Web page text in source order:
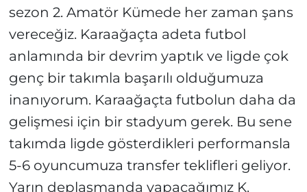
sezon 2. Amatör Kümede her zaman şans
vereceğiz. Karaağaçta adeta futbol
anlamında bir devrim yaptık ve ligde çok
genç bir takımla başarılı olduğumuza
inanıyorum. Karaağaçta futbolun daha da
gelişmesi için bir stadyum gerek. Bu sene
takımda ligde gösterdikleri performansla
5-6 oyuncumuza transfer teklifleri geliyor.
Yarın deplasmanda yapacağımız K.